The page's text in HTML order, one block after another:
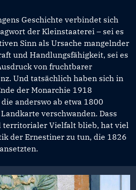
Geschichte verbindet sich
der Kleinstaaterei – sei es
Sinn als Ursache mangelnder
und Handlungsfähigkeit, sei es
von fruchtbarer
Und tatsächlich haben sich in
der Monarchie 1918
anderswo ab etwa 1800
verschwanden. Dass
territorialer Vielfalt blieb, hat viel
der Ernestiner zu tun, die 1826